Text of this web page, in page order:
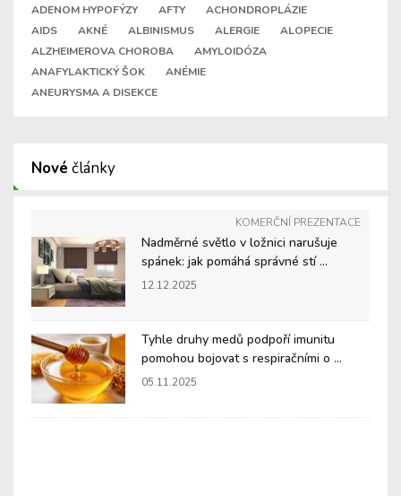
ADENOM HYPOFÝZY
AFTY
ACHONDROPLÁZIE
AIDS
AKNÉ ALBINISMUS ALERGIE
ALOPECIE
ALZHEIMEROVA CHOROBA
AMYLOIDÓZA
ANAFYLAKTICKÝ ŠOK
ANÉMIE
ANEURYSMA A DISEKCE
Nové články
KOMERČNÍ PREZENTACE
Nadměrné světlo v ložnici narušuje
spánek: jak pomáhá správné stí ...
12.12.2025
Tyhle druhy medů podpoří imunitu
pomohou bojovat s respiračními o ...
05.11.2025